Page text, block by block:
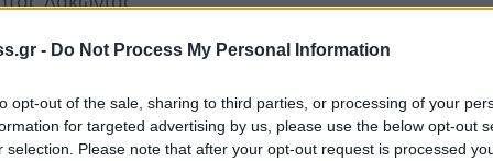
- Do Not Process My Personal Information
opt-out of the sale, sharing to third parties, or processing of your
for targeted advertising by us, please use the below opt-out
selection. Please note that after your opt-out request is processed
ασφαλτόστρωσης σε διάφορες θέσεις
βελτίωση της κατακόρυφης και
καθώς και επισκευή – συντήρηση των